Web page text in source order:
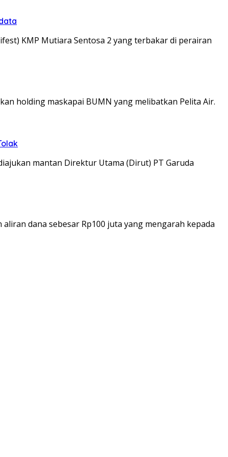
KMP Mutiara Sentosa 2 yang terbakar di perairan
holding maskapai BUMN yang melibatkan Pelita Air.
mantan Direktur Utama (Dirut) PT Garuda
dana sebesar Rp100 juta yang mengarah kepada